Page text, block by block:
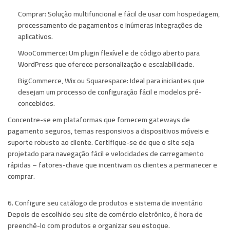
Comprar:Solução multifuncional e fácil de usar com hospedagem,
processamento de pagamentos e inúmeras integrações de
aplicativos.
WooCommerce:Um plugin flexível e de código aberto para
WordPress que oferece personalização e escalabilidade.
BigCommerce, Wix ou Squarespace:Ideal para iniciantes que
desejam um processo de configuração fácil e modelos pré-
concebidos.
Concentre-se em plataformas que fornecem gateways de
pagamento seguros, temas responsivos a dispositivos móveis e
suporte robusto ao cliente. Certifique-se de que o site seja
projetado para navegação fácil e velocidades de carregamento
rápidas – fatores-chave que incentivam os clientes a permanecer e
comprar.
6. Configure seu catálogo de produtos e sistema de inventário
Depois de escolhido seu site de comércio eletrônico, é hora de
preenchê-lo com produtos e organizar seu estoque.